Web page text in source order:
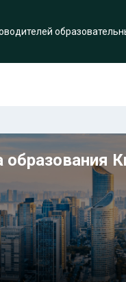
образования